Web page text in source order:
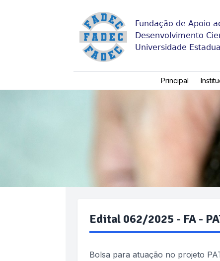
Fundação de Apoio
Desenvolvimento
Universidade
Principal
Edital 062/2025 - FA -
Bolsa para atuação no projeto